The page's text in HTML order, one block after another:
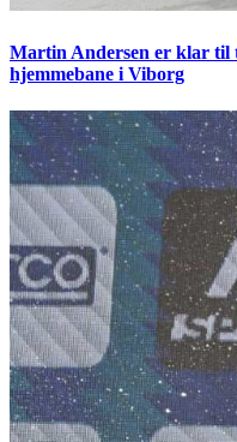
Martin Andersen er klar til
hjemmebane i Viborg